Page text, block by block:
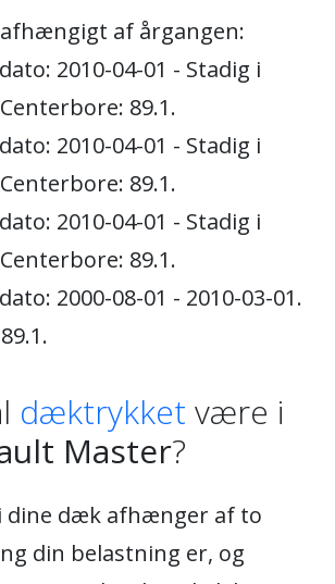
af årgangen:
2010-04-01 - Stadig i
89.1.
2010-04-01 - Stadig i
89.1.
2010-04-01 - Stadig i
89.1.
2000-08-01 - 2010-03-01.
dæktrykket være i
Master?
dine dæk afhænger af to
din belastning er, og